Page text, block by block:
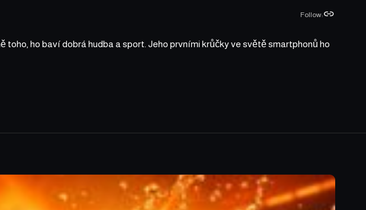
Follow:
ho baví dobrá hudba a sport. Jeho prvními krůčky ve světě smartphonů ho